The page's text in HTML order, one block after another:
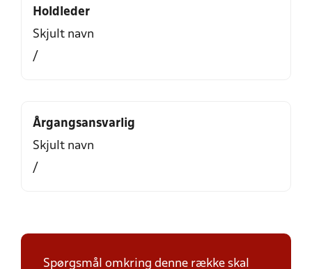
Holdleder
Skjult navn
/
Årgangsansvarlig
Skjult navn
/
Spørgsmål omkring denne række skal